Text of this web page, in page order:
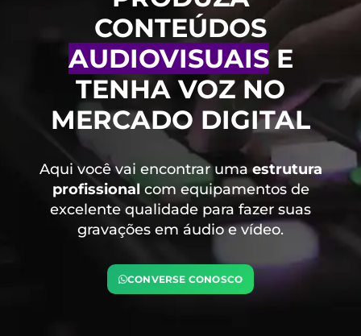
CONTEÚDOS
AUDIOVISUAISE
TENHA VOZ NO
MERCADO DIGITAL
Aqui você vai encontrar uma estrutura
profissional com equipamentos de
excelente qualidade para fazer suas
gravações em áudio e vídeo.
CONVERSE CONOSCO